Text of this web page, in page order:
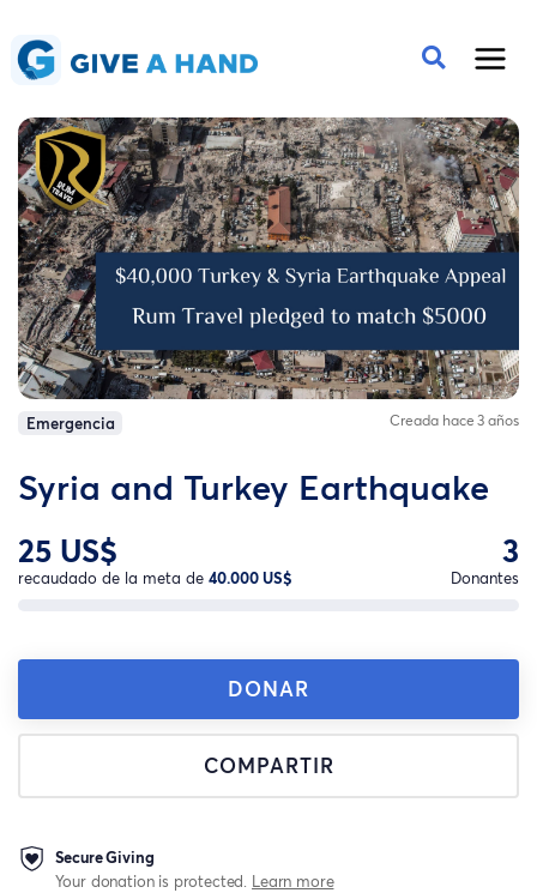
Emergencia Creada hace 3 años
Syria and Turkey Earthquake
25 US$
recaudado de la meta de 40.000 US$
3
Donantes
DONAR
COMPARTIR
Secure Giving
Your donation is protected. Learn more